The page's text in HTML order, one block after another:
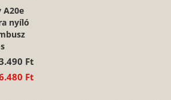
A20e
nyíló
Ft
Ft